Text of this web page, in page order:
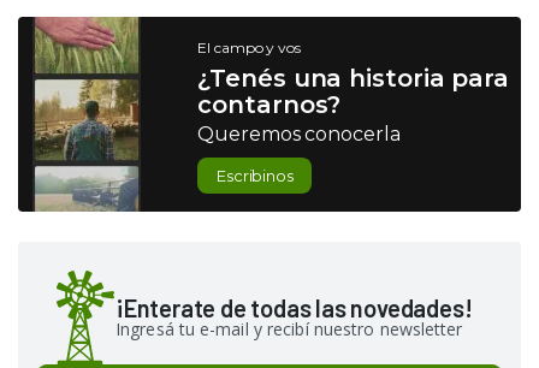
El campo y vos
¿Tenés una historia para
contarnos?
Queremos conocerla
Escribinos
¡Enterate de todas las novedades!
Ingresá tu e-mail y recibí nuestro newsletter